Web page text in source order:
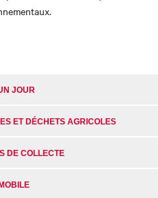
JOUR
ET DÉCHETS AGRICOLES
DE COLLECTE